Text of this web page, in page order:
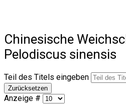
Chinesische
Pelodiscus sinensis
Teil des Titels eingeben
Zurücksetzen
Anzeige #